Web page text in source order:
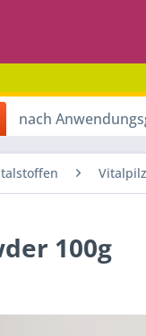
nach
100g